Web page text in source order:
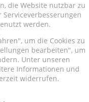
die Website nutzbar zu
Serviceverbesserungen
werden.
um die Cookies zu
bearbeiten", um
Unter unseren
Informationen und
widerrufen.